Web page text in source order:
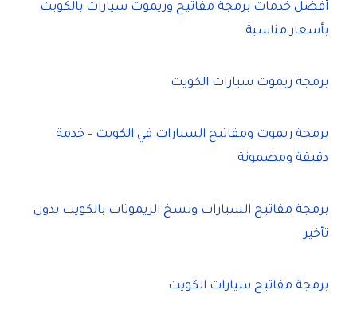
أفضل خدمات برمجة مفاتيح وريموت سيارات بالكويت
بأسعار مناسبة
برمجة ريموت سيارات الكويت
برمجة ريموت ومفاتيح السيارات في الكويت – خدمة
دقيقة ومضمونة
برمجة مفاتيح السيارات ونسخ الريموتات بالكويت بدون
تأخير
برمجة مفاتيح سيارات الكويت